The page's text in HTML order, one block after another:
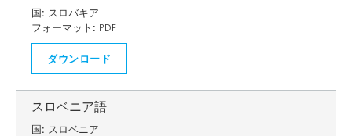
国: スロバキア
フォーマット: PDF
ダウンロード
スロベニア語
国: スロベニア